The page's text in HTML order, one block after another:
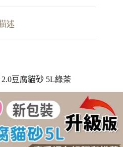
述
2.0豆腐貓砂 5L綠茶